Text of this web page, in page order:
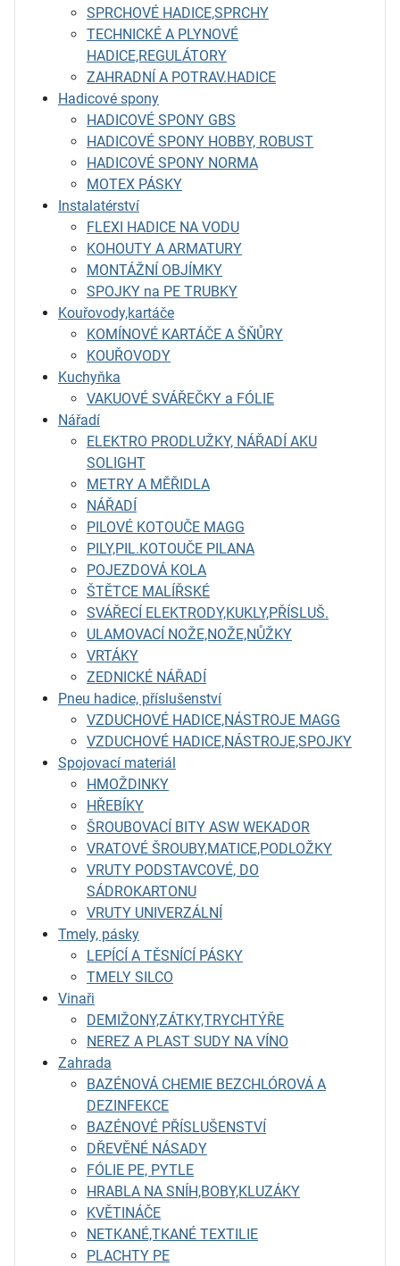
SPRCHOVÉ HADICE,SPRCHY
TECHNICKÉ A PLYNOVÉ
HADICE,REGULÁTORY
ZAHRADNÍ A POTRAV.HADICE
Hadicové spony
HADICOVÉ SPONY GBS
HADICOVÉ SPONY HOBBY, ROBUST
HADICOVÉ SPONY NORMA
MOTEX PÁSKY
Instalatérství
FLEXI HADICE NA VODU
KOHOUTY A ARMATURY
MONTÁŽNÍ OBJÍMKY
SPOJKY na PE TRUBKY
Kouřovody,kartáče
KOMÍNOVÉ KARTÁČE A ŠŇŮRY
KOUŘOVODY
Kuchyňka
VAKUOVÉ SVÁŘEČKY a FÓLIE
Nářadí
ELEKTRO PRODLUŽKY, NÁŘADÍ AKU
SOLIGHT
METRY A MĚŘIDLA
NÁŘADÍ
PILOVÉ KOTOUČE MAGG
PILY,PIL.KOTOUČE PILANA
POJEZDOVÁ KOLA
ŠTĚTCE MALÍŘSKÉ
SVÁŘECÍ ELEKTRODY,KUKLY,PŘÍSLUŠ.
ULAMOVACÍ NOŽE,NOŽE,NŮŽKY
VRTÁKY
ZEDNICKÉ NÁŘADÍ
Pneu hadice, příslušenství
VZDUCHOVÉ HADICE,NÁSTROJE MAGG
VZDUCHOVÉ HADICE,NÁSTROJE,SPOJKY
Spojovací materiál
HMOŽDINKY
HŘEBÍKY
ŠROUBOVACÍ BITY ASW WEKADOR
VRATOVÉ ŠROUBY,MATICE,PODLOŽKY
VRUTY PODSTAVCOVÉ, DO
SÁDROKARTONU
VRUTY UNIVERZÁLNÍ
Tmely, pásky
LEPÍCÍ A TĚSNÍCÍ PÁSKY
TMELY SILCO
Vinaři
DEMIŽONY,ZÁTKY,TRYCHTÝŘE
NEREZ A PLAST SUDY NA VÍNO
Zahrada
BAZÉNOVÁ CHEMIE BEZCHLÓROVÁ A
DEZINFEKCE
BAZÉNOVÉ PŘÍSLUŠENSTVÍ
DŘEVĚNÉ NÁSADY
FÓLIE PE, PYTLE
HRABLA NA SNÍH,BOBY,KLUZÁKY
KVĚTINÁČE
NETKANÉ,TKANÉ TEXTILIE
PLACHTY PE